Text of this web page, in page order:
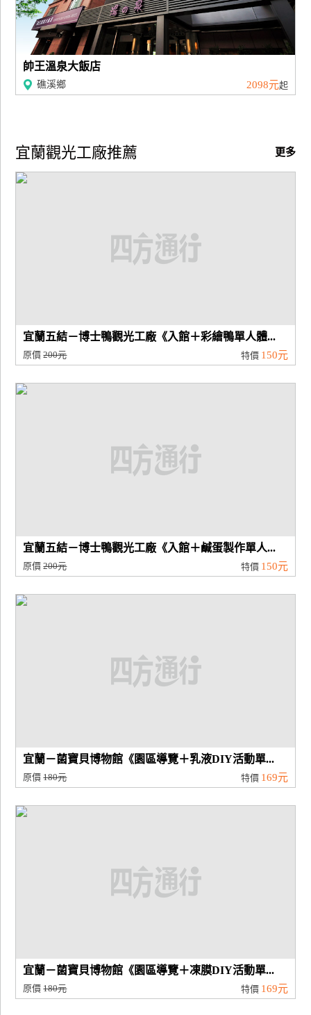
帥王溫泉大飯店
礁溪鄉 2098元起
更多
宜蘭觀光工廠推薦
宜蘭五結－博士鴨觀光工廠《入館＋彩繪鴨單人體...
原價200元 特價 150元
宜蘭五結－博士鴨觀光工廠《入館＋鹹蛋製作單人...
原價200元 特價 150元
宜蘭－菌寶貝博物館《園區導覽＋乳液DIY活動單...
原價180元 特價 169元
宜蘭－菌寶貝博物館《園區導覽＋凍膜DIY活動單...
原價180元 特價 169元